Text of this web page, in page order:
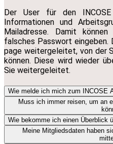
Der User für den
Informationen und
Mailadresse. Damit
falsches Passwort eingeben.
page weitergeleitet, von der
können. Diese wird wieder
Sie weitergeleitet.
Wie melde ich mich zum INCOSE
Muss ich immer reisen, um an
Wie bekomme ich einen Überblick
Meine Mitgliedsdaten haben